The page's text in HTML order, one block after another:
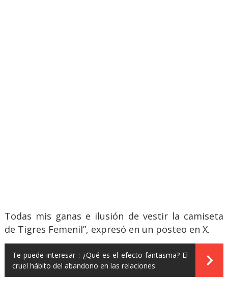
Todas mis ganas e ilusión de vestir la camiseta
de Tigres Femenil”, expresó en un posteo en X.
Te puede interesar : ¿Qué es el efecto fantasma? El
cruel hábito del abandono en las relaciones